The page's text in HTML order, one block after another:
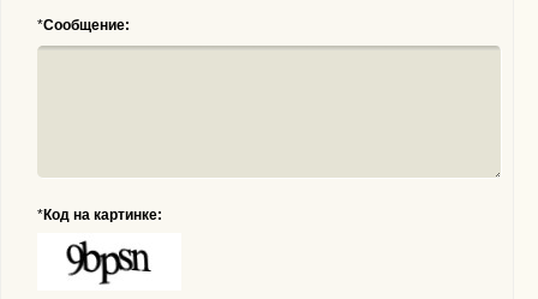
*Сообщение:
*Код на картинке: